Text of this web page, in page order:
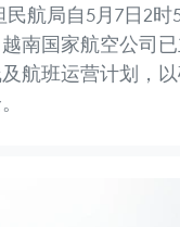
航局自5月7日2时
南国家航空公司
航班运营计划，